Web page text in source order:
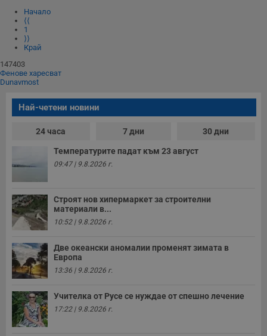
Начало
⟨⟨
1
⟩⟩
Край
147403
Фенове харесват
Dunavmost
Най-четени новини
24 часа 7 дни 30 дни
Температурите падат към 23 август
09:47 | 9.8.2026 г.
Строят нов хипермаркет за строителни
материали в...
10:52 | 9.8.2026 г.
Две океански аномалии променят зимата в
Европа
13:36 | 9.8.2026 г.
Учителка от Русе се нуждае от спешно лечение
17:22 | 9.8.2026 г.